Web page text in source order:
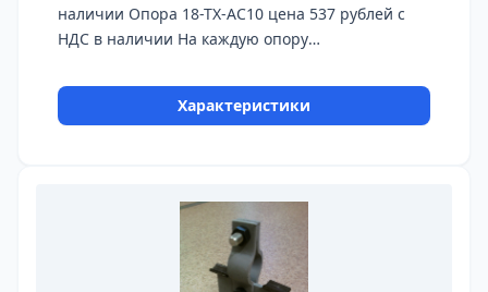
наличии Опора 18-ТХ-АС10 цена 537 рублей с
НДС в наличии На каждую опору
сертификаты на используемые материалы и
предоставляется Гарантия 24 месяца.
Характеристики